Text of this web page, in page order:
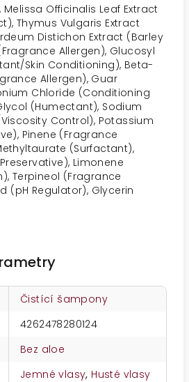
Officinalis Leaf Extract
Thymus Vulgaris Extract
Distichon Extract (Barley
Allergen), Glucosyl
Skin Conditioning), Beta-
Allergen), Guar
Chloride (Conditioning
(Humectant), Sodium
Control), Potassium
Pinene (Fragrance
(Surfactant),
Limonene
Terpineol (Fragrance
(pH Regulator), Glycerin
Čistící šampony
4262478280124
Bez aloe
Jemné vlasy, Husté vlasy